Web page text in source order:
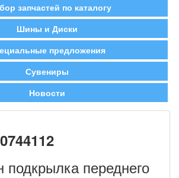
запчастей по каталогу
Шины и Диски
предложения
Сувениры
Новости
подкрылка переднего